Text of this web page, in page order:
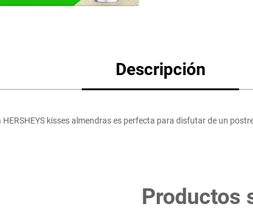
Descripción
kisses almendras es perfecta para disfutar de un
Productos